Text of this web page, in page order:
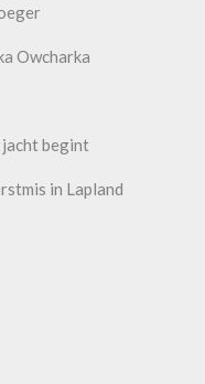
Owcharka
begint
in Lapland